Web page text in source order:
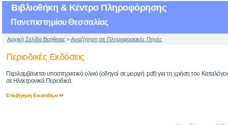
Βιβλιοθήκη & Κέντρο Πληροφόρησης
Πανεπιστημίου Θεσσαλίας
Αρχική Σελίδα Βοήθειας >Αναζήτηση σε Πληροφοριακές Πηγές
Περιοδικές Εκδόσεις
Περιλαμβάνεται υποστηρικτικό υλικό (οδηγοί σε μορφή .pdf) για τη χρήση του
σε Ηλεκτρονικά Περιοδικά.
Επεξήγηση Εικονιδίων